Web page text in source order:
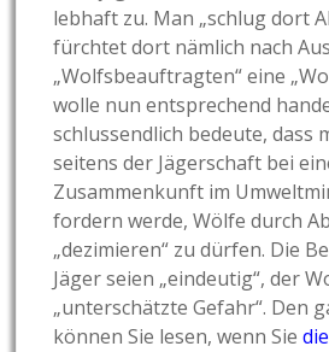
lebhaft zu. Man „schlug dort
fürchtet dort nämlich nach
„Wolfsbeauftragten“ eine
wolle nun entsprechend
schlussendlich bedeute, dass
seitens der Jägerschaft bei
Zusammenkunft im
fordern werde, Wölfe durch
„dezimieren“ zu dürfen. Die
Jäger seien „eindeutig“, der
„unterschätzte Gefahr“. Den
können Sie lesen, wenn Sie